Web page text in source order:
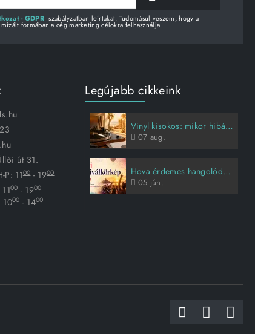
- GDPR szabályzatban leírtakat. Tudomásul veszem, hogy a
formában a cég marketing célokra felhasználja.
út 31.
P: 1100- 1900
00- 1900
1000- 1400
Legújabb cikkeink
Vinyl kisokos: mikor hibás a lemez, és hogyan vigyázz rá?
07 aug.
Hova érdemes hangolódni idén nyáron?
05 jún.